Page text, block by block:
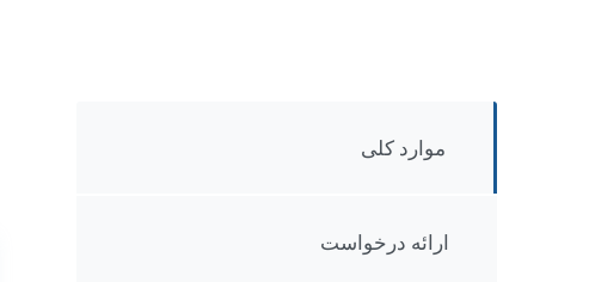
موارد کلی
ارائه درخواست